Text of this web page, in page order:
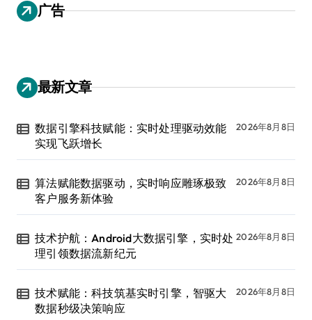
广告
最新文章
数据引擎科技赋能：实时处理驱动效能
实现飞跃增长
2026年8月8日
算法赋能数据驱动，实时响应雕琢极致
客户服务新体验
2026年8月8日
技术护航：Android大数据引擎，实时处
理引领数据流新纪元
2026年8月8日
技术赋能：科技筑基实时引擎，智驱大
数据秒级决策响应
2026年8月8日